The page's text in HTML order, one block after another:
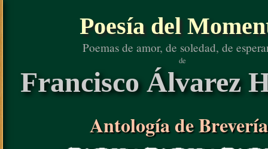
Poesía del
Poemas de amor, de soledad, de
de
Francisco Álvarez
Antología de